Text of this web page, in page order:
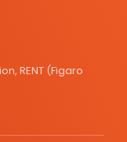
RENT (Figaro